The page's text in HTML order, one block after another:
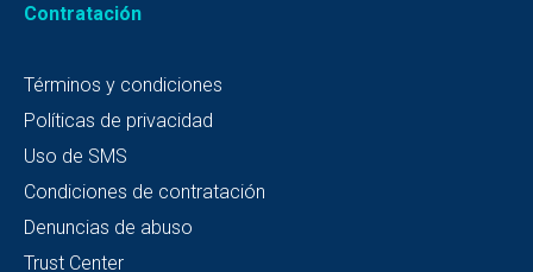
Contratación
Términos y condiciones
Políticas de privacidad
Uso de SMS
Condiciones de contratación
Denuncias de abuso
Trust Center